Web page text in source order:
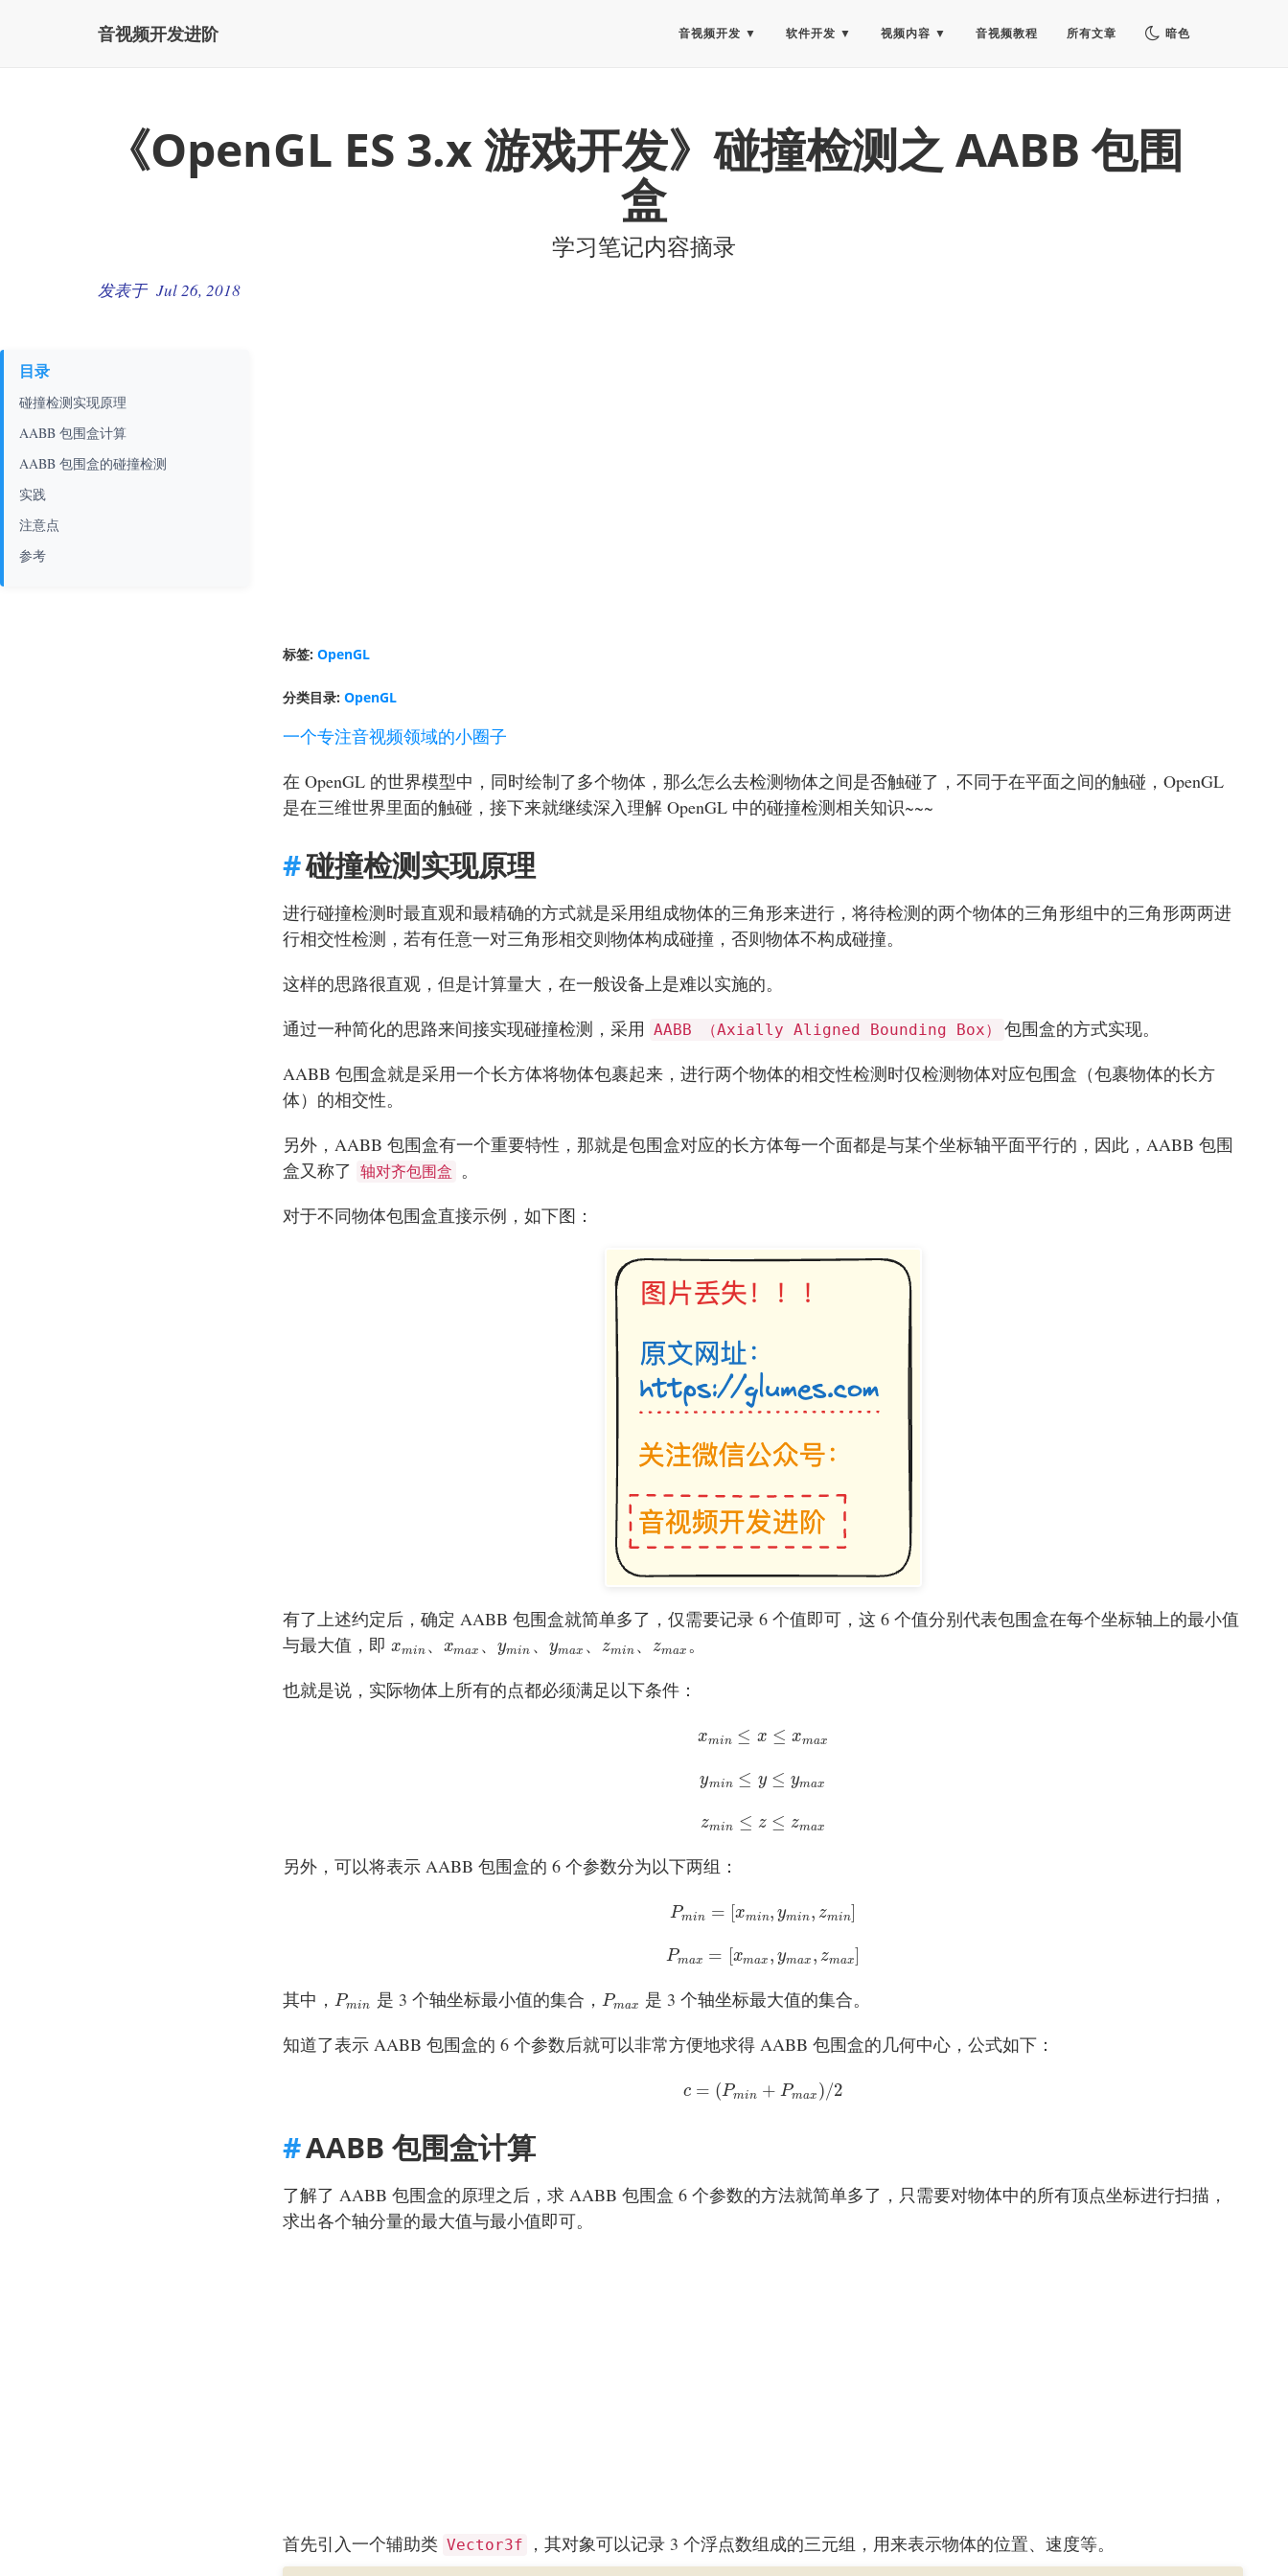
音视频开发进阶 音视频开发 软件开发 视频内容 音视频教程 所有文章 暗色
《OpenGL ES 3.x 游戏开发》碰撞检测之 AABB 包围
盒
学习笔记内容摘录
发表于 Jul 26, 2018
目录
碰撞检测实现原理
AABB 包围盒计算
AABB 包围盒的碰撞检测
实践
注意点
参考
标签: OpenGL
分类目录: OpenGL
一个专注音视频领域的小圈子
在 OpenGL 的世界模型中，同时绘制了多个物体，那么怎么去检测物体之间是否触碰了，不同于在平面之间的触碰，OpenGL
是在三维世界里面的触碰，接下来就继续深入理解 OpenGL 中的碰撞检测相关知识~~~
碰撞检测实现原理
进行碰撞检测时最直观和最精确的方式就是采用组成物体的三角形来进行，将待检测的两个物体的三角形组中的三角形两两进
行相交性检测，若有任意一对三角形相交则物体构成碰撞，否则物体不构成碰撞。
这样的思路很直观，但是计算量大，在一般设备上是难以实施的。
通过一种简化的思路来间接实现碰撞检测，采用 AABB （Axially Aligned Bounding Box）
包围盒的方式实现。
AABB 包围盒就是采用一个长方体将物体包裹起来，进行两个物体的相交性检测时仅检测物体对应包围盒（包裹物体的长方
体）的相交性。
另外，AABB 包围盒有一个重要特性，那就是包围盒对应的长方体每一个面都是与某个坐标轴平面平行的，因此，AABB 包围
盒又称了 轴对齐包围盒 。
对于不同物体包围盒直接示例，如下图：
有了上述约定后，确定 AABB 包围盒就简单多了，仅需要记录 6 个值即可，这 6 个值分别代表包围盒在每个坐标轴上的最小值
与最大值，即 xmin
xmin、 xmax
xmax、ymin
ymin 、 ymax
ymax、zmin
zmin、 zmax
zmax。
也就是说，实际物体上所有的点都必须满足以下条件：
xmin ≤ x ≤ xmax
xm in≤ x≤xmax
ymin ≤ y ≤ ymax
ym n≤ y≤ymax
zmin ≤ z ≤ zmax
zm n≤ z≤zmax
另外，可以将表示 AABB 包围盒的 6 个参数分为以下两组：
Pmin = [xmin, ymin, zmin]
Pmin=[ xmin,ymin,zmin]
Pmax = [xmax , ymax , zmax]
Pmax=[ xmax,ymax,zmax]
其中， Pmin
Pmin 是 3 个轴坐标最小值的集合， Pmax
Pmax 是 3 个轴坐标最大值的集合。
知道了表示 AABB 包围盒的 6 个参数后就可以非常方便地求得 AABB 包围盒的几何中心，公式如下：
c = (Pmin + Pmax )/2
c=(Pmin +P max)/2
AABB 包围盒计算
了解了 AABB 包围盒的原理之后，求 AABB 包围盒 6 个参数的方法就简单多了，只需要对物体中的所有顶点坐标进行扫描，
求出各个轴分量的最大值与最小值即可。
首先引入一个辅助类 Vector3f ，其对象可以记录 3 个浮点数组成的三元组，用来表示物体的位置、速度等。